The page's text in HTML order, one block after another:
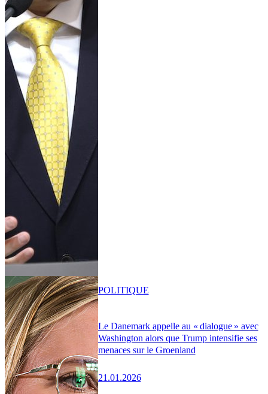
Le Danemark appelle au « dialogue » avec
Washington alors que Trump intensifie ses
menaces sur le Groenland
21.01.2026
POLITIQUE